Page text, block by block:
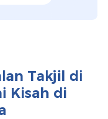
Takjil di
Kisah di